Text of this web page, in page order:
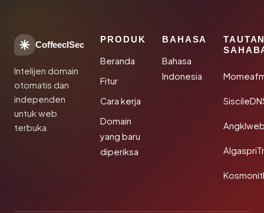
CoffeeclSec
Intelijen domain
otomatis dan
independen
untuk web
terbuka.
PRODUK
Beranda
Fitur
Cara kerja
Domain
yang baru
diperiksa
BAHASA
Bahasa
Indonesia